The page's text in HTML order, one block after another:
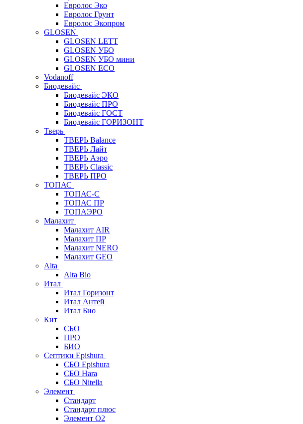
Евролос Эко
Евролос Грунт
Евролос Экопром
GLOSEN
GLOSEN LETT
GLOSEN УБО
GLOSEN УБО мини
GLOSEN ECO
Vodanoff
Биодевайс
Биодевайс ЭКО
Биодевайс ПРО
Биодевайс ГОСТ
Биодевайс ГОРИЗОНТ
Тверь
ТВЕРЬ Balance
ТВЕРЬ Лайт
ТВЕРЬ Аэро
ТВЕРЬ Classic
ТВЕРЬ ПРО
ТОПАС
ТОПАС-С
ТОПАС ПР
ТОПАЭРО
Малахит
Малахит AIR
Малахит ПР
Малахит NERO
Малахит GEO
Alta
Alta Bio
Итал
Итал Горизонт
Итал Антей
Итал Био
Кит
СБО
ПРО
БИО
Септики Epishura
СБО Epishura
СБО Hara
СБО Nitella
Элемент
Стандарт
Стандарт плюс
Элемент О2